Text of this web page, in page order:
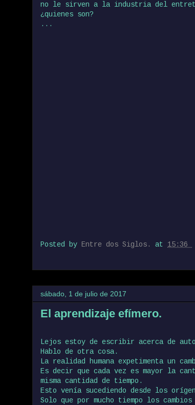
no le sirven a la industria del
¿quienes son?
...
Posted by Entre dos Siglos. at 15:36
sábado, 1 de julio de 2017
El aprendizaje efímero.
Lejos estoy de escribir acerca de
Hablo de otra cosa.
La realidad humana expetimenta un
Es decir que cada vez es mayor la
misma cantidad de tiempo.
Esto venía sucediendo desde los
Solo que por mucho tiempo los